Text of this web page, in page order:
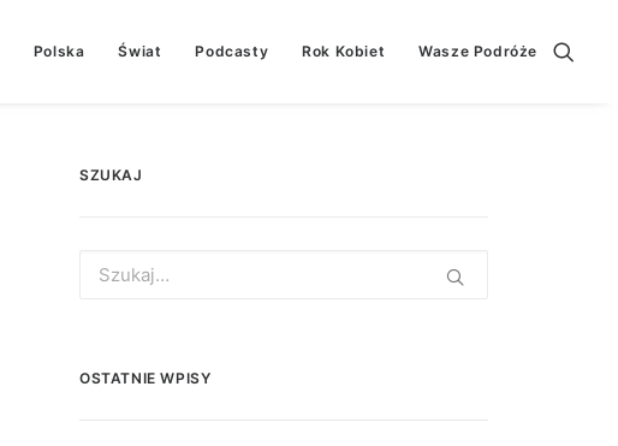
Polska Świat Podcasty Rok Kobiet Wasze Podróże
SZUKAJ
for:
OSTATNIE WPISY